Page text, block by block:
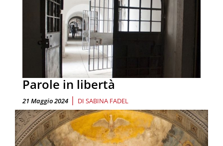
Parole in libertà
21 Maggio 2024 | DI SABINA FADEL